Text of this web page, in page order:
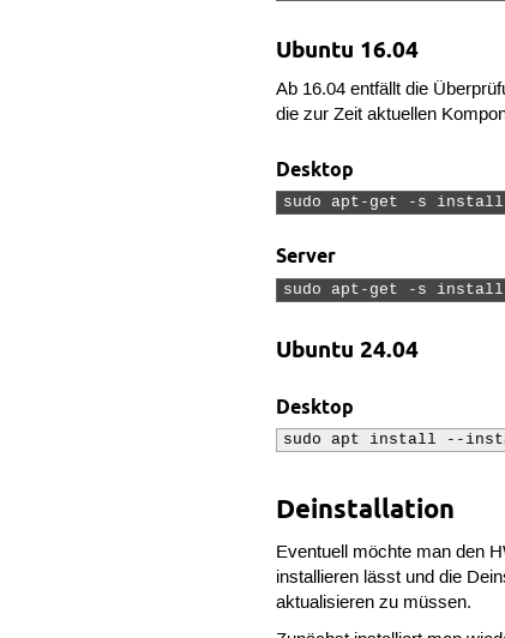
Ubuntu 16.04
Ab 16.04 entfällt die
die zur Zeit aktuellen
Desktop
sudo apt-get -s install
Server
sudo apt-get -s install
Ubuntu 24.04
Desktop
sudo apt install --
Deinstallation
Eventuell möchte man den
installieren lässt und die
aktualisieren zu müssen.